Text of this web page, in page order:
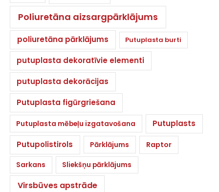
Poliuretāna aizsargpārklājums
poliuretāna pārklājums Putuplasta burti
putuplasta dekoratīvie elementi
putuplasta dekorācijas
Putuplasta figūrgriešana
Putuplasta mēbeļu izgatavošana Putuplasts
Putupolistirols Pārklājums Raptor
Sarkans Sliekšņu pārklājums
Virsbūves apstrāde